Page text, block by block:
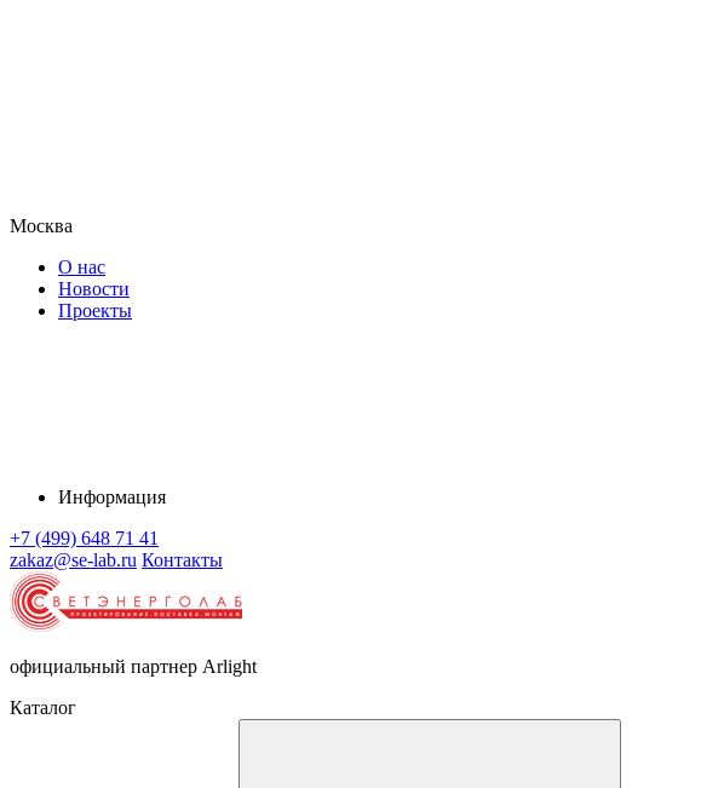
Москва
О нас
Новости
Проекты
Информация
+7 (499) 648 71 41
zakaz@se-lab.ru Контакты
официальный партнер Arlight
Каталог